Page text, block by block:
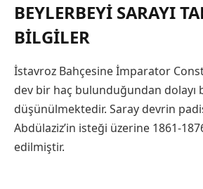
BEYLERBEYI SARAYI
BILGILER
İstavroz Bahçesine İmparator
dev bir haç bulunduğundan dolayı
düşünülmektedir. Saray devrin
Abdülaziz’in isteği üzerine 1861-
edilmiştir.